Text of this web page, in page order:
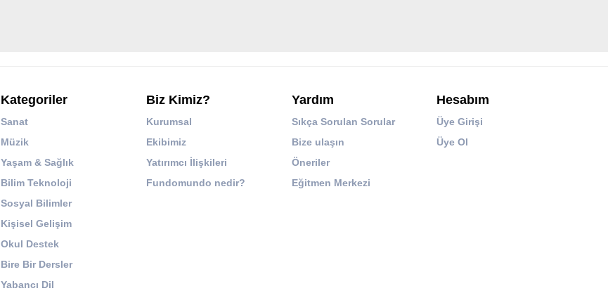
Kategoriler
Sanat
Müzik
Yaşam & Sağlık
Bilim Teknoloji
Sosyal Bilimler
Kişisel Gelişim
Okul Destek
Bire Bir Dersler
Yabancı Dil
Biz Kimiz?
Kurumsal
Ekibimiz
Yatırımcı İlişkileri
Fundomundo nedir?
Yardım
Sıkça Sorulan Sorular
Bize ulaşın
Öneriler
Eğitmen Merkezi
Hesabım
Üye Girişi
Üye Ol